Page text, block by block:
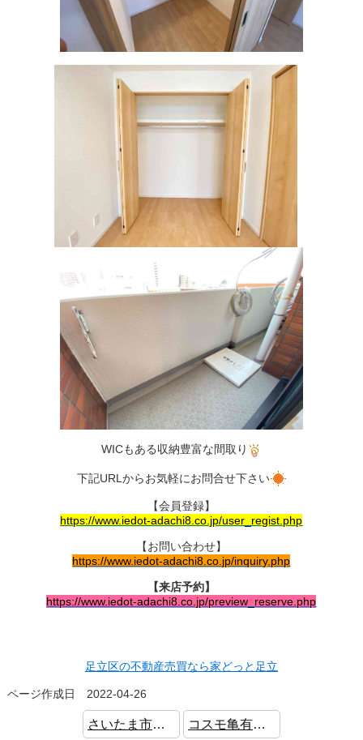
WICもある収納豊富な間取り
下記URLからお気軽にお問合せ下さい
【会員登録】
https://www.iedot-adachi8.co.jp/user_regist.php
【お問い合わせ】
https://www.iedot-adachi8.co.jp/inquiry.php
【来店予約】
https://www.iedot-adachi8.co.jp/preview_reserve.php
足立区の不動産売買なら家どっと足立
ページ作成日 2022-04-26
さいたま市緑区中尾 新築一戸建 4LDK 全居室6帖以上 コスモ亀有パークサイド 中古マンション 公園隣接 大型WIC